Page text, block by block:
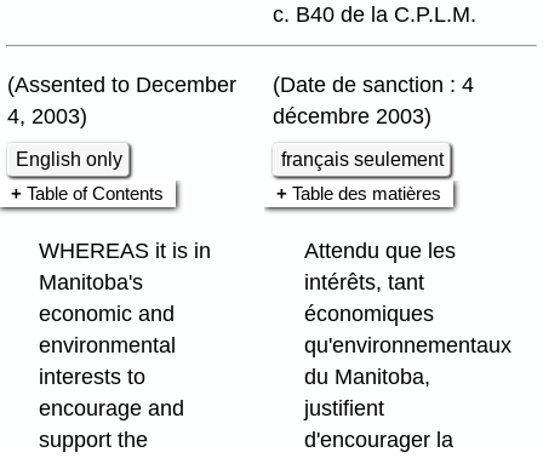
c. B40 de la C.P.L.M.
(Assented to December
4, 2003)
(Date de sanction : 4
décembre 2003)
English only
français seulement
Table of Contents
Table des matières
WHEREAS it is in
Manitoba's
economic and
environmental
interests to
encourage and
support the
Attendu que les
intérêts, tant
économiques
qu'environnementaux
du Manitoba,
justifient
d'encourager la